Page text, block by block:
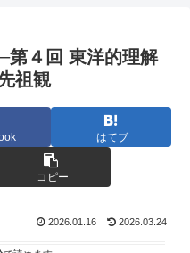
第４回 東洋的理解
祖観
はてブ
コピー
2026.01.16 2026.03.24